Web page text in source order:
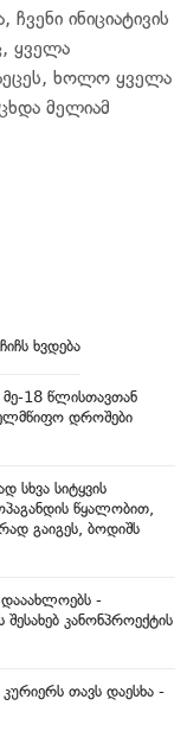
ინიციატივის
ყველა
ხოლო ყველა
მელიამ
ხვდება
18 წლისთავთან
დროშები
სხვა სიტყვის
წყალობით,
გაიგეს, ბოდიშს
-
კანონპროექტის
თავს დაესხა -